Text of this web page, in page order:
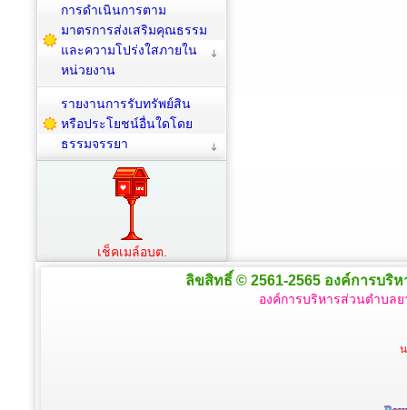
การดำเนินการตาม
มาตรการส่งเสริมคุณธรรม
และความโปร่งใสภายใน
หน่วยงาน
รายงานการรับทรัพย์สิน
หรือประโยชน์อื่นใดโดย
ธรรมจรรยา
เช็คเมล์อบต.
ลิขสิทธิ์ © 2561-2565 องค์การบริ
องค์การบริหารส่วนตำบลย